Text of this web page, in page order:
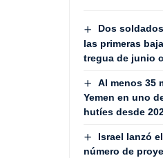
Dos
las primeras
tregua de junio
Al menos 35
Yemen en uno
hutíes desde
Israel lanzó
número de